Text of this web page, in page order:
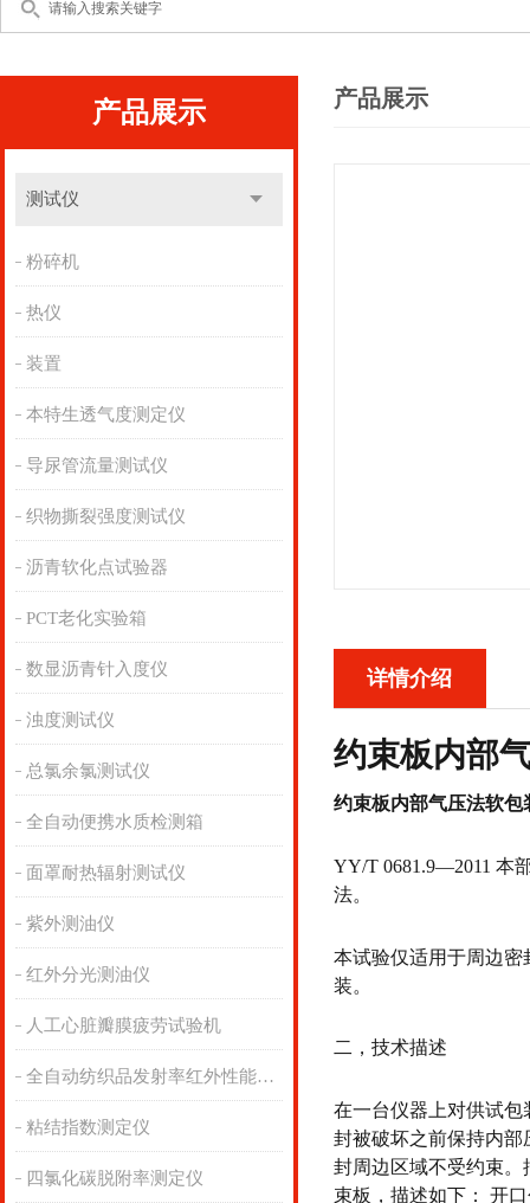
产品展示
测试仪
粉碎机
热仪
装置
本特生透气度测定仪
导尿管流量测试仪
织物撕裂强度测试仪
沥青软化点试验器
PCT老化实验箱
数显沥青针入度仪
浊度测试仪
总氯余氯测试仪
全自动便携水质检测箱
面罩耐热辐射测试仪
紫外测油仪
红外分光测油仪
人工心脏瓣膜疲劳试验机
全自动纺织品发射率红外性能分析
粘结指数测定仪
四氯化碳脱附率测定仪
产品展示
详情介绍
约束板内部
约束板内部气压法软包
YY/T 0681.9—2011 本
法。
本试验仅适用于周边
装。
二，技术描述
在一台仪器上对供试
封被破坏之前保持内
封周边区域不受约束
束板，描述如下： 开